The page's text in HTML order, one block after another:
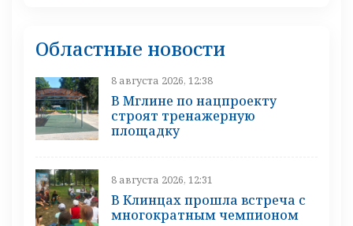
Областные новости
8 августа 2026, 12:38
В Мглине по нацпроекту
строят тренажерную
площадку
8 августа 2026, 12:31
В Клинцах прошла встреча с
многократным чемпионом